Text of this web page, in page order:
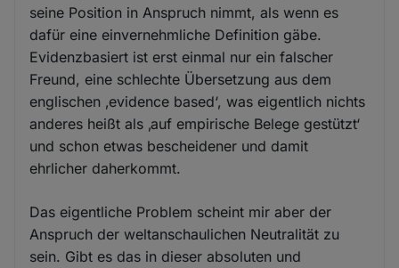
seine Position in Anspruch nimmt, als wenn es
dafür eine einvernehmliche Definition gäbe.
Evidenzbasiert ist erst einmal nur ein falscher
Freund, eine schlechte Übersetzung aus dem
englischen ‚evidence based‘, was eigentlich nichts
anderes heißt als ‚auf empirische Belege gestützt‘
und schon etwas bescheidener und damit
ehrlicher daherkommt.
Das eigentliche Problem scheint mir aber der
Anspruch der weltanschaulichen Neutralität zu
sein. Gibt es das in dieser absoluten und